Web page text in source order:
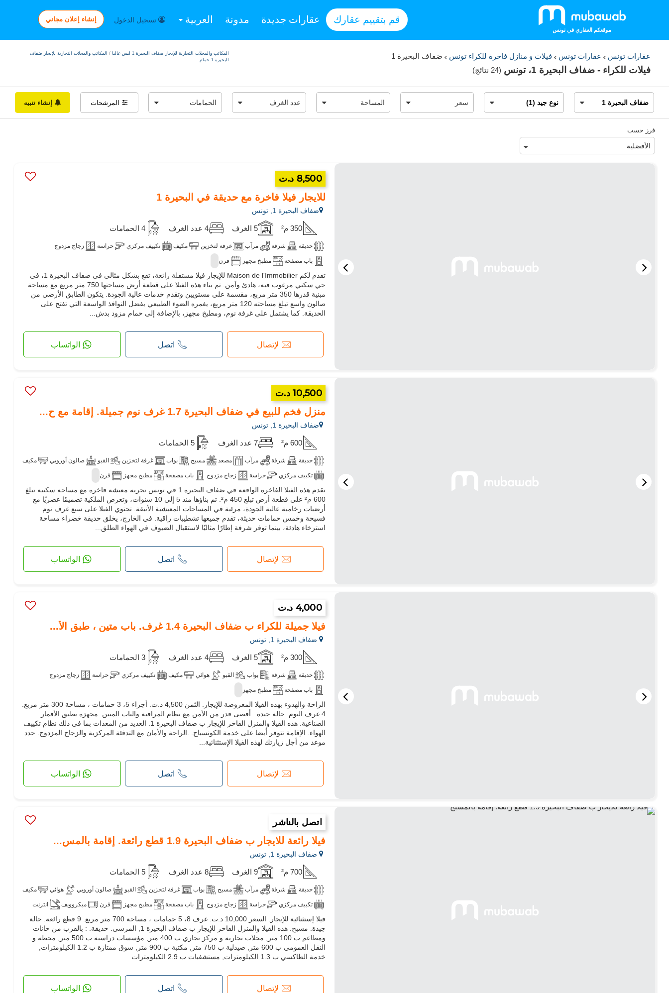
موقعكم العقاري في تونس
قم بتقييم عقارك عقارات جديدة مدونة العربية تسجيل الدخول إنشاء إعلان مجاني
عقارات تونس عقارات تونس فيلات و منازل فاخرة للكراء تونس ضفاف البحيرة 1
فيلات للكراء - ضفاف البحيرة 1، تونس (24 نتائج )
المكاتب والمحلات التجارية للإيجار ضفاف البحيرة 1 ليس غاليا / المكاتب والمحلات التجارية للإيجار ضفاف
البحيرة 1 حمام
المرشحات إنشاء تنبيه
فرز حسب
8,500 د.ت
للايجار فيلا فاخرة مع حديقة في البحيرة 1
ضفاف البحيرة 1, تونس
350 م² 5 الغرف 4 عدد الغرف 4 الحمامات
حديقة شرفة مرآب غرفة لتخزين مكيف تكييف مركزي حراسة زجاج مزدوج
باب مصفحة مطبخ مجهز فرن
تقدم لكم Maison de l'Immobilier للإيجار فيلا مستقلة رائعة، تقع بشكل مثالي في ضفاف البحيرة 1، في
حي سكني مرغوب فيه، هادئ وآمن. تم بناء هذه الفيلا على قطعة أرض مساحتها 750 متر مربع مع مساحة
مبنية قدرها 350 متر مربع، مقسمة على مستويين وتقدم خدمات عالية الجودة. يتكون الطابق الأرضي من
صالون واسع تبلغ مساحته 120 متر مربع، يغمره الضوء الطبيعي بفضل النوافذ الواسعة التي تفتح على
الحديقة. كما يشتمل على غرفة نوم، ومطبخ مجهز، بالإضافة إلى حمام مزود بدش...
لإتصال اتصل الواتساب
10,500 د.ت
منزل فخم للبيع في ضفاف البحيرة 1.7 غرف نوم جميلة. إقامة مع ح...
ضفاف البحيرة 1, تونس
600 م² 7 عدد الغرف 5 الحمامات
حديقة شرفة مرآب مصعد مسبح بواب غرفة لتخزين القبو صالون أوروبي مكيف
تكييف مركزي حراسة زجاج مزدوج باب مصفحة مطبخ مجهز فرن
تقدم هذه الفيلا الفاخرة الواقعة في ضفاف البحيرة 1 في تونس تجربة معيشة فاخرة مع مساحة سكنية تبلغ
600 م² على قطعة أرض تبلغ 450 م². تم بناؤها منذ 5 إلى 10 سنوات، وتعرض الملكية تصميمًا عصريًا مع
أرضيات رخامية عالية الجودة، مرئية في المساحات المعيشية الأنيقة. تحتوي الفيلا على سبع غرف نوم
فسيحة وخمس حمامات حديثة، تقدم جميعها تشطيبات راقية. في الخارج، يخلق حديقة خضراء مساحة
استرخاء هادئة، بينما توفر شرفة إطارًا مثاليًا لاستقبال الضيوف في الهواء الطلق...
لإتصال اتصل الواتساب
4,000 د.ت
فيلا جميلة للكراء ب ضفاف البحيرة 1.4 غرف. باب متين ، طبق الأ...
ضفاف البحيرة 1, تونس
300 م² 5 الغرف 4 عدد الغرف 3 الحمامات
حديقة شرفة بواب القبو هوائي مكيف تكييف مركزي حراسة زجاج مزدوج
باب مصفحة مطبخ مجهز
الراحة والهدوء بهذه الفيلا المعروضة للإيجار. الثمن 4,500 د.ت. أجزاء 5، 3 حمامات ، مساحة 300 متر مربع.
4 غرف النوم. حالة جيدة. .أقصى قدر من الأمن مع نظام المراقبة والباب المتين. مجهزة بطبق الأقمار
الصناعية. هذه الفيلا والمنزل الفاخر للإيجار ب ضفاف البحيرة 1. العديد من المعدات بما في ذلك نظام تكييف
الهواء. الإقامة تتوفر أيضا على خدمة الكونسياج. .الراحة والأمان مع التدفئة المركزية والزجاج المزدوج. حدد
موعد من أجل زيارتك لهذه الفيلا الإستثنائية...
لإتصال اتصل الواتساب
اتصل بالناشر
فيلا رائعة للايجار ب ضفاف البحيرة 1.9 قطع رائعة. إقامة بالمس...
ضفاف البحيرة 1, تونس
700 م² 9 الغرف 8 عدد الغرف 5 الحمامات
حديقة شرفة مرآب مسبح بواب غرفة لتخزين القبو صالون أوروبي هوائي مكيف
تكييف مركزي حراسة زجاج مزدوج باب مصفحة مطبخ مجهز فرن ميكروويف انترنت
مسموح بدخول الحيوانات الأليفة
فيلا إستثنائية للإيجار. السعر 10,000 د.ت. غرف 8، 5 حمامات ، مساحة 700 متر مربع. 9 قطع رائعة. حالة
جيدة. مسبح. هذه الفيلا والمنزل الفاخر للإيجار ب ضفاف البحيرة 1, المرسى. حديقة. : بالقرب من حانات
ومطاعم ب 100 متر, محلات تجارية و مركز تجاري ب 400 متر, مؤسسات دراسية ب 500 متر, محطة و
النقل العمومي ب 600 متر, صيدلية ب 750 متر, مكتبة ب 900 متر, سوق ممتازة ب 1.2 الكيلومترات,
خدمة الطاكسي ب 1.3 الكيلومترات, مستشفيات ب 2.9 الكيلومترات
لإتصال اتصل الواتساب